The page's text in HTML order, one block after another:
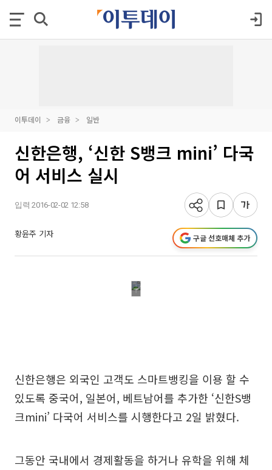
이투데이 금융 일반
신한은행, ‘신한 S뱅크 mini’ 다국
어 서비스 실시
입력 2016-02-02 12:58
황윤주 기자 구글 선호매체 추가
신한은행은 외국인 고객도 스마트뱅킹을 이용 할 수
있도록 중국어, 일본어, 베트남어를 추가한 ‘신한S뱅
크mini’ 다국어 서비스를 시행한다고 2일 밝혔다.
그동안 국내에서 경제활동을 하거나 유학을 위해 체